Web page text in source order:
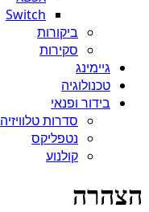
Switch
ביקורות
סקירות
גיימינג
טכנולוגיה
בידור ופנאי
סדרות טלוויזיה
נטפליקס
קולנוע
הצהרה